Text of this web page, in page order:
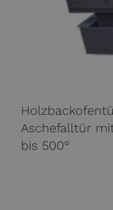
Aschefalltür
bis 500°